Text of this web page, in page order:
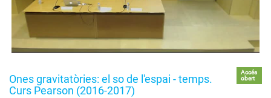
Ones gravitatòries: el so de l'espai - temps.
Curs Pearson (2016-2017)
Accés
obert